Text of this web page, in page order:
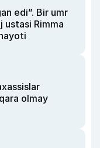
edi”. Bir umr
Rimma
olmay